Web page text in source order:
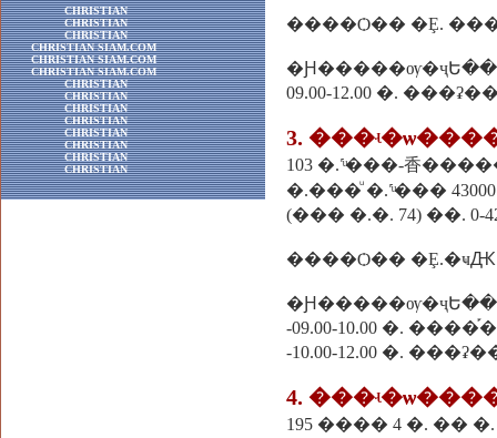
CHRISTIAN
CHRISTIAN
CHRISTIAN
CHRISTIAN SIAM.COM
CHRISTIAN SIAM.COM
CHRISTIAN SIAM.COM
CHRISTIAN
CHRISTIAN
CHRISTIAN
CHRISTIAN
CHRISTIAN
CHRISTIAN
CHRISTIAN
CHRISTIAN
�Ԩ�����ѹ�ҷԵ��
09.00-12.00 �.
3.
103 �.˹ͧ���-⾹
�.���ͧ �.˹ͧ��� 43000
(��� �.�. 74) ��. 0-
�Ԩ�����ѹ�ҷԵ��
10.00 �. ����֡��
-10.00-12.00 �.
4.
195 ���� 4 �. ��